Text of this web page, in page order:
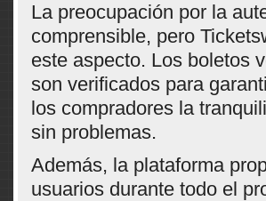
La preocupación por la
comprensible, pero
este aspecto. Los boletos
son verificados para
los compradores la
sin problemas.
Además, la plataforma
usuarios durante todo el